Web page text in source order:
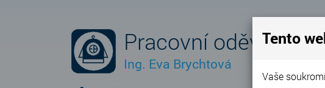
Pracovní oděvy Eva
Ing. Eva Brychtová
Tento
Vaše